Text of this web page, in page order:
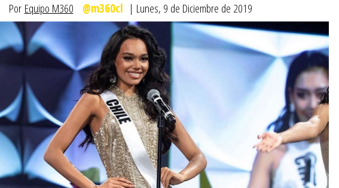
Por Equipo M360 @m360cl | Lunes, 9 de Diciembre de 2019